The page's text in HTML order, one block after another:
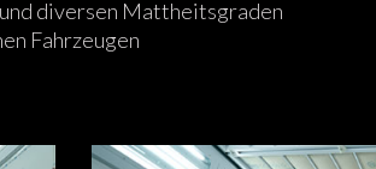
diversen Mattheitsgraden
Fahrzeugen